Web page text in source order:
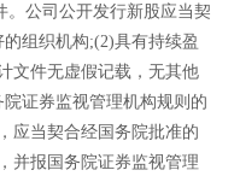
公司公开发行新股应当契
组织机构;(2)具有持续盈
文件无虚假记载，无其他
证券监视管理机构规则的
应当契合经国务院批准的
并报国务院证券监视管理